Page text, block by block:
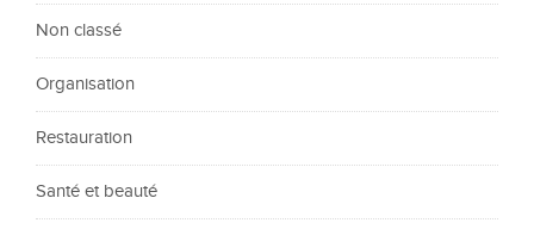
Non classé
Organisation
Restauration
Santé et beauté